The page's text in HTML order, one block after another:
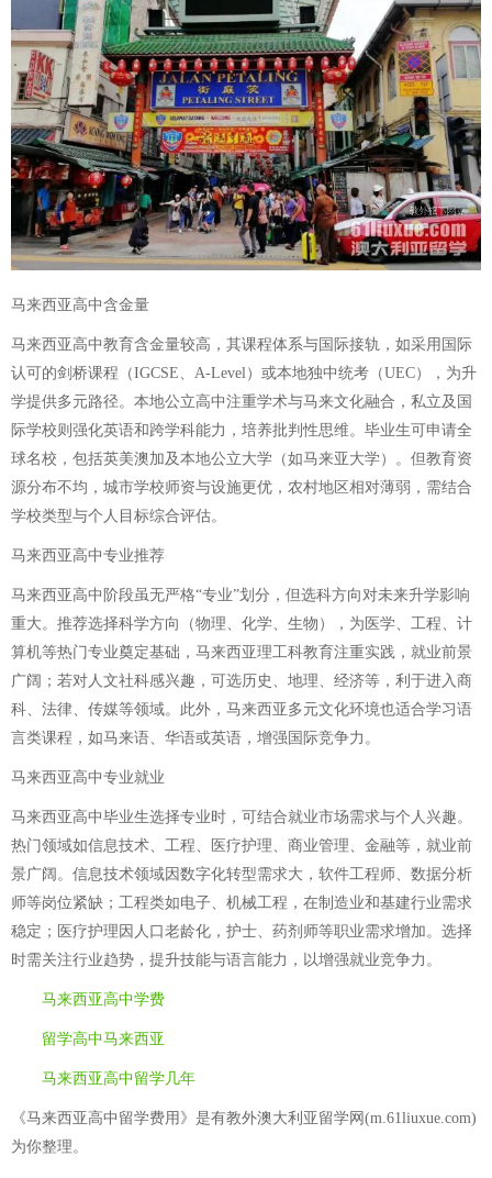
马来西亚高中含金量
马来西亚高中教育含金量较高，其课程体系与国际接轨，如采用国际
认可的剑桥课程（IGCSE、A-Level）或本地独中统考（UEC），为升
学提供多元路径。本地公立高中注重学术与马来文化融合，私立及国
际学校则强化英语和跨学科能力，培养批判性思维。毕业生可申请全
球名校，包括英美澳加及本地公立大学（如马来亚大学）。但教育资
源分布不均，城市学校师资与设施更优，农村地区相对薄弱，需结合
学校类型与个人目标综合评估。
马来西亚高中专业推荐
马来西亚高中阶段虽无严格“专业”划分，但选科方向对未来升学影响
重大。推荐选择科学方向（物理、化学、生物），为医学、工程、计
算机等热门专业奠定基础，马来西亚理工科教育注重实践，就业前景
广阔；若对人文社科感兴趣，可选历史、地理、经济等，利于进入商
科、法律、传媒等领域。此外，马来西亚多元文化环境也适合学习语
言类课程，如马来语、华语或英语，增强国际竞争力。
马来西亚高中专业就业
马来西亚高中毕业生选择专业时，可结合就业市场需求与个人兴趣。
热门领域如信息技术、工程、医疗护理、商业管理、金融等，就业前
景广阔。信息技术领域因数字化转型需求大，软件工程师、数据分析
师等岗位紧缺；工程类如电子、机械工程，在制造业和基建行业需求
稳定；医疗护理因人口老龄化，护士、药剂师等职业需求增加。选择
时需关注行业趋势，提升技能与语言能力，以增强就业竞争力。
马来西亚高中学费
留学高中马来西亚
马来西亚高中留学几年
《马来西亚高中留学费用》是有教外澳大利亚留学网(m.61liuxue.com)
为你整理。